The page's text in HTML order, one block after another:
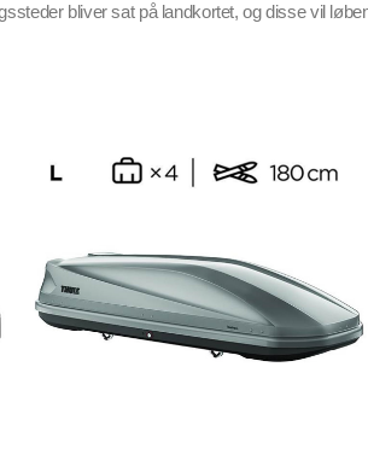
bliver sat på landkortet, og disse vil
DKK 53.77